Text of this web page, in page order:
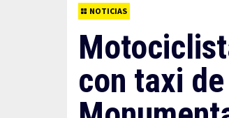
NOTICIAS
con taxi